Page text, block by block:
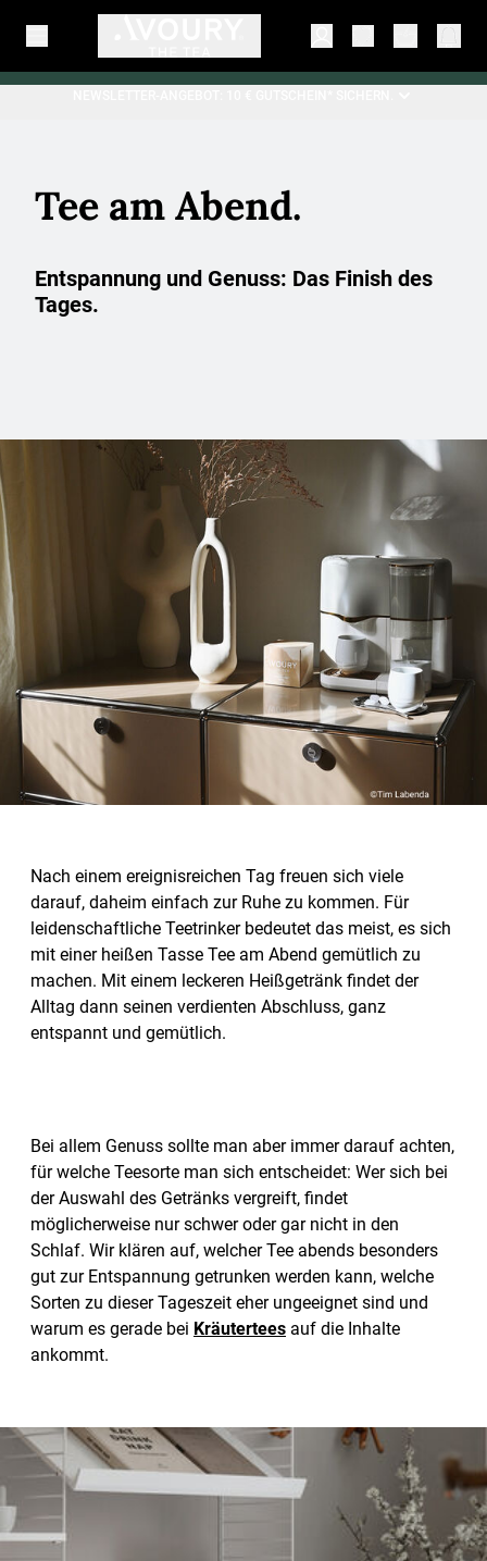
Tee am Abend.
Entspannung und Genuss: Das Finish des
Tages.
Nach einem ereignisreichen Tag freuen sich viele
darauf, daheim einfach zur Ruhe zu kommen. Für
leidenschaftliche Teetrinker bedeutet das meist, es sich
mit einer heißen Tasse Tee am Abend gemütlich zu
machen. Mit einem leckeren Heißgetränk findet der
Alltag dann seinen verdienten Abschluss, ganz
entspannt und gemütlich.
Bei allem Genuss sollte man aber immer darauf achten,
für welche Teesorte man sich entscheidet: Wer sich bei
der Auswahl des Getränks vergreift, findet
möglicherweise nur schwer oder gar nicht in den
Schlaf. Wir klären auf, welcher Tee abends besonders
gut zur Entspannung getrunken werden kann, welche
Sorten zu dieser Tageszeit eher ungeeignet sind und
warum es gerade bei Kräutertees auf die Inhalte
ankommt.